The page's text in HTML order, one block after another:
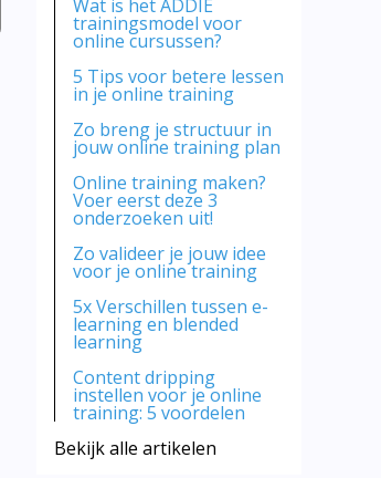
Wat is het ADDIE
trainingsmodel voor
online cursussen?
5 Tips voor betere lessen
in je online training
Zo breng je structuur in
jouw online training plan
Online training maken?
Voer eerst deze 3
onderzoeken uit!
Zo valideer je jouw idee
voor je online training
5x Verschillen tussen e-
learning en blended
learning
Content dripping
instellen voor je online
training: 5 voordelen
Bekijk alle artikelen